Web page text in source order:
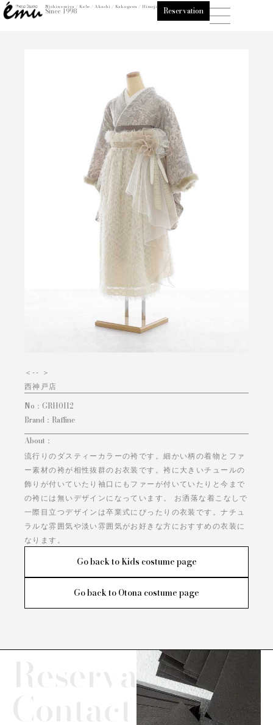
内
容
Nishinomiya / Kobe / Akashi / Kakogawa / Himeji
Since 1998 Reservation
＜-- ＞
西神戸店
No： GRH0112
Brand： Raffine
About：
流行りのダスティーカラーの袴です。細かい柄の着物とファ
ー素材の袴が相性抜群のお衣装です。袴に大きいチュールの
飾りが付いていたり袖口にもファーが付いていたりと今まで
の袴には無いデザインになっています。 お洒落な着こなしで
一際目立つデザインは卒業式にぴったりの衣装です。ナチュ
ラルな雰囲気や淡い雰囲気がお好きな方におすすめの衣装に
なります。
Go back to Kids costume page
Go back to Otona costume page
Reservation/